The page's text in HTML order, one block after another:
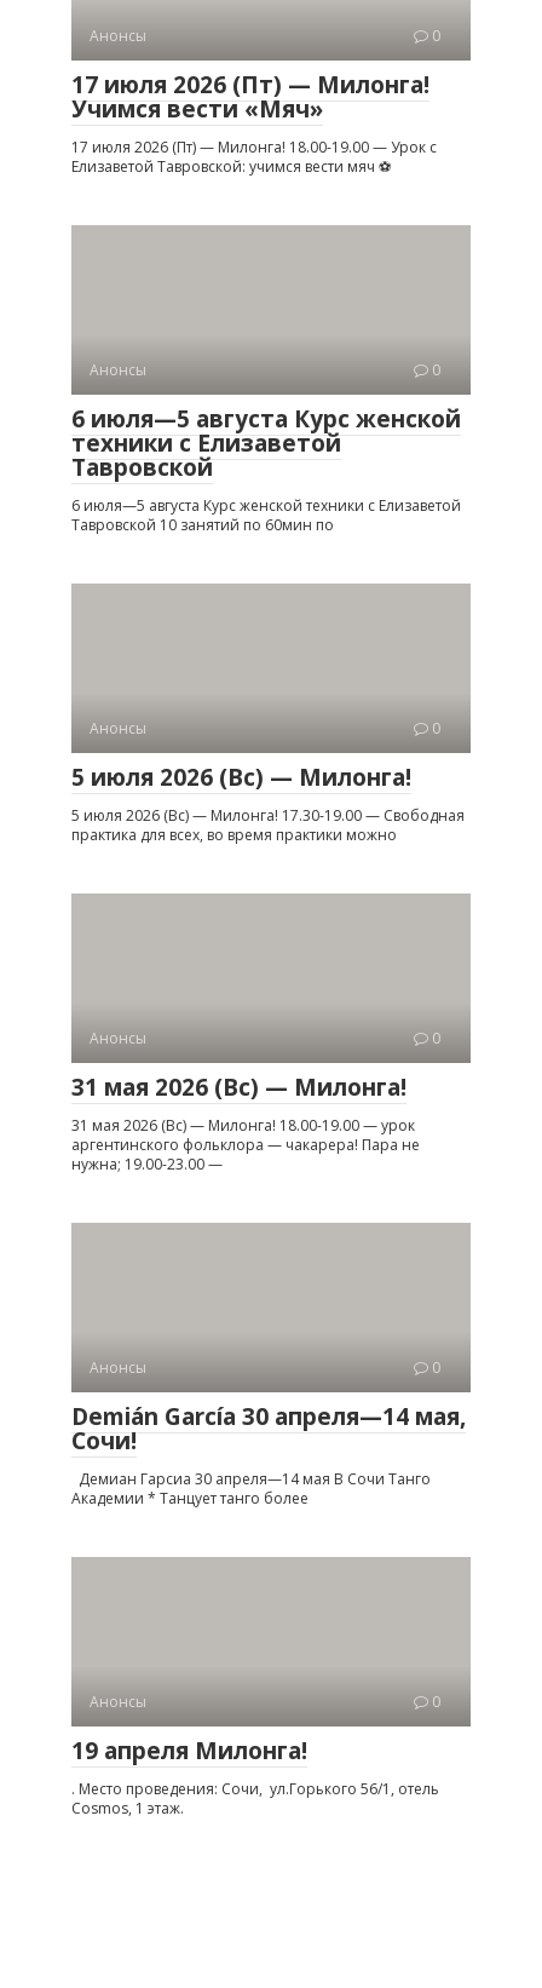
Анонсы 0
17 июля 2026 (Пт) — Милонга!
Учимся вести «Мяч»
17 июля 2026 (Пт) — Милонга! 18.00-19.00 — Урок с
Елизаветой Тавровской: учимся вести мяч ⚽️
Анонсы 0
6 июля—5 августа Курс женской
техники с Елизаветой
Тавровской
6 июля—5 августа Курс женской техники с Елизаветой
Тавровской 10 занятий по 60мин по
Анонсы 0
5 июля 2026 (Вс) — Милонга!
5 июля 2026 (Вс) — Милонга! 17.30-19.00 — Свободная
практика для всех, во время практики можно
Анонсы 0
31 мая 2026 (Вс) — Милонга!
31 мая 2026 (Вс) — Милонга! 18.00-19.00 — урок
аргентинского фольклора — чакарера! Пара не
нужна; 19.00-23.00 —
Анонсы 0
Demián García 30 апреля—14 мая,
Сочи!
Демиан Гарсиа 30 апреля—14 мая В Сочи Танго
Академии * Танцует танго более
Анонсы 0
19 апреля Милонга!
. Место проведения: Сочи, ул.Горького 56/1, отель
Cosmos, 1 этаж.